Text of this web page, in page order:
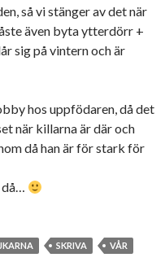
så vi stänger av det när
även byta ytterdörr +
sig på vintern och är
hos uppfödaren, då det
när killarna är där och
då han är för stark för
då…
SKRIVA
VÅR